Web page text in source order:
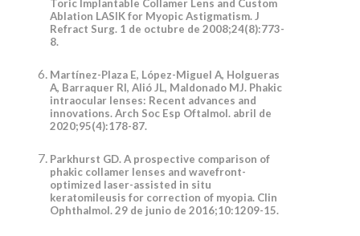
Toric Implantable Collamer Lens and Custom
Ablation LASIK for Myopic Astigmatism. J
Refract Surg. 1 de octubre de 2008;24(8):773-
8.
Martínez-Plaza E, López-Miguel A, Holgueras
A, Barraquer RI, Alió JL, Maldonado MJ. Phakic
intraocular lenses: Recent advances and
innovations. Arch Soc Esp Oftalmol. abril de
2020;95(4):178-87.
Parkhurst GD. A prospective comparison of
phakic collamer lenses and wavefront-
optimized laser-assisted in situ
keratomileusis for correction of myopia. Clin
Ophthalmol. 29 de junio de 2016;10:1209-15.